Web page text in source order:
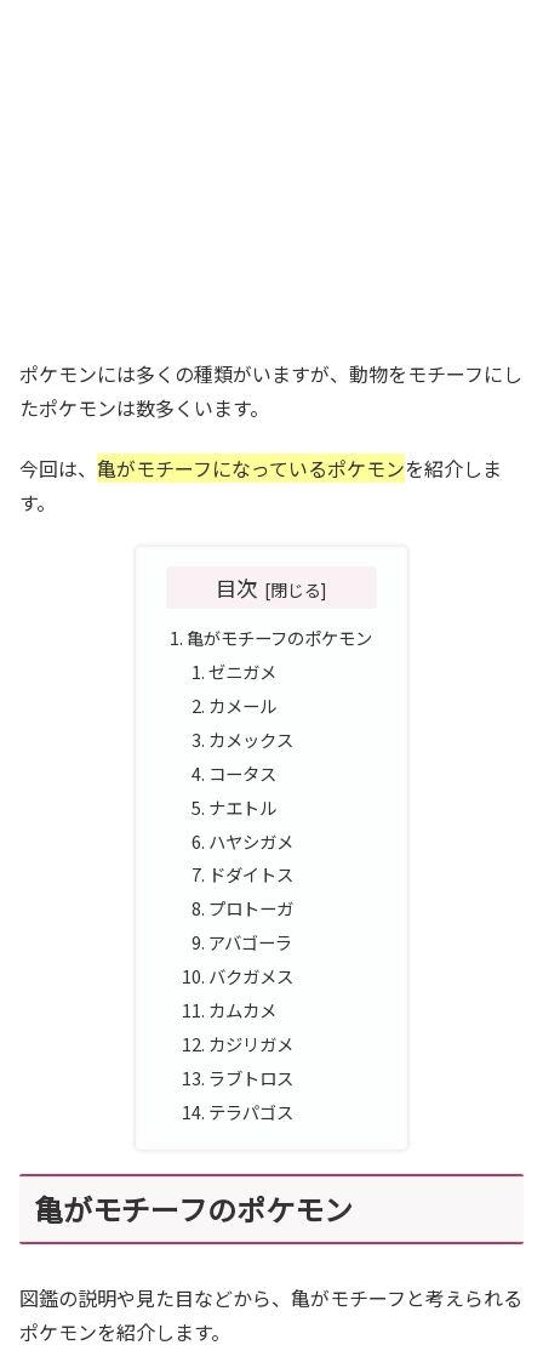
ポケモンには多くの種類がいますが、動物をモチーフにし
たポケモンは数多くいます。
今回は、 亀がモチーフになっているポケモンを紹介しま
す。
目次
亀がモチーフのポケモン
ゼニガメ
カメール
カメックス
コータス
ナエトル
ハヤシガメ
ドダイトス
プロトーガ
アバゴーラ
バクガメス
カムカメ
カジリガメ
ラブトロス
テラパゴス
亀がモチーフのポケモン
図鑑の説明や見た目などから、亀がモチーフと考えられる
ポケモンを紹介します。